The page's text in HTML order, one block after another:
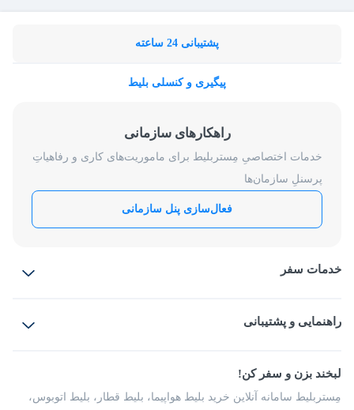
پشتیبانی 24 ساعته
پیگیری و کنسلی بلیط
راهکارهای سازمانی
خدمات اختصاصیِ مِستربلیط برای ماموریت‌های کاری و رفاهیاتِ
پرسنلِ سازمان‌ها
فعال‌سازی پنل سازمانی
خدمات سفر
بلیط قطار
راهنمایی و پشتیبانی
شرایط و مقررات
راهکار سازمانی
فرصت‌های شغلی
لبخند بزن و سفر کن!
مِستربلیط سامانه آنلاین خرید بلیط هواپیما، بلیط قطار، بلیط اتوبوس،